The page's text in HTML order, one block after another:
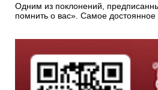
Одним из поклонений,
помнить о вас». Самое достоянное